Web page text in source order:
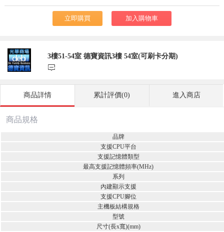
立即購買 加入購物車
3樓51-54室 德寶資訊3樓 54室(可刷卡分期)
󰃨
商品詳情 累計評價(0) 進入商店
商品規格
品牌
支援CPU平台
支援記憶體類型
最高支援記憶體頻率(MHz)
系列
內建顯示支援
支援CPU腳位
主機板結構規格
型號
尺寸(長x寬)(mm)